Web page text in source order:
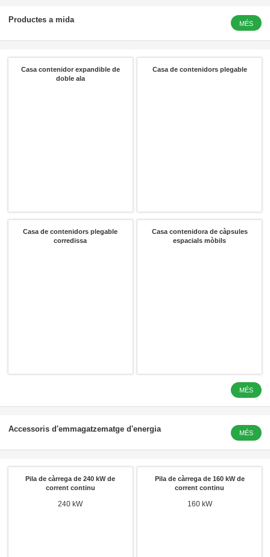
Productes a mida MÉS
Casa contenidor expandible de
doble ala
Casa de contenidors plegable
Casa de contenidors plegable
corredissa
Casa contenidora de càpsules
espacials mòbils
LFP 3.2 V
MÉS
Accessoris d'emmagatzematge d'energia MÉS
Pila de càrrega de 240 kW de
corrent continu
240 kW
Pila de càrrega de 160 kW de
corrent continu
160 kW